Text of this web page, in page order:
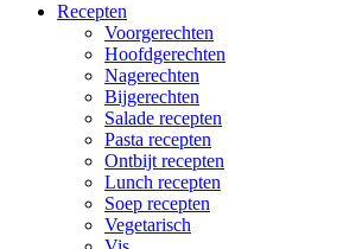
Recepten
Voorgerechten
Hoofdgerechten
Nagerechten
Bijgerechten
Salade recepten
Pasta recepten
Ontbijt recepten
Lunch recepten
Soep recepten
Vegetarisch